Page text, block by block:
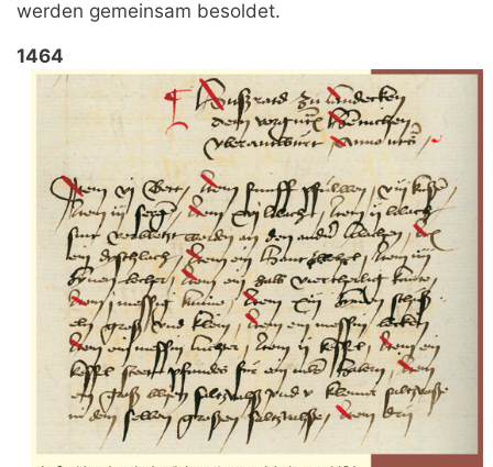
werden gemeinsam besoldet.
1464